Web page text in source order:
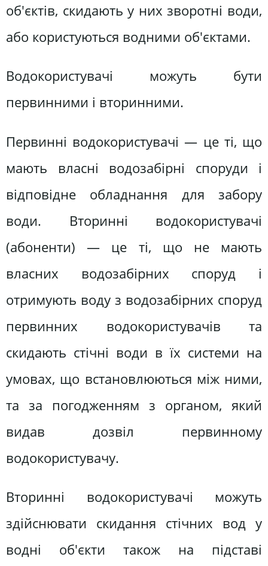
об'єктів, скидають у них зворотні води,
або користуються водними об'єктами.
Водокористувачі можуть бути
первинними і вторинними.
Первинні водокористувачі — це ті, що
мають власні водозабірні споруди і
відповідне обладнання для забору
води. Вторинні водокористувачі
(абоненти) — це ті, що не мають
власних водозабірних споруд і
отримують воду з водозабірних споруд
первинних водокористувачів та
скидають стічні води в їх системи на
умовах, що встановлюються між ними,
та за погодженням з органом, який
видав дозвіл первинному
водокористувачу.
Вторинні водокористувачі можуть
здійснювати скидання стічних вод у
водні об'єкти також на підставі